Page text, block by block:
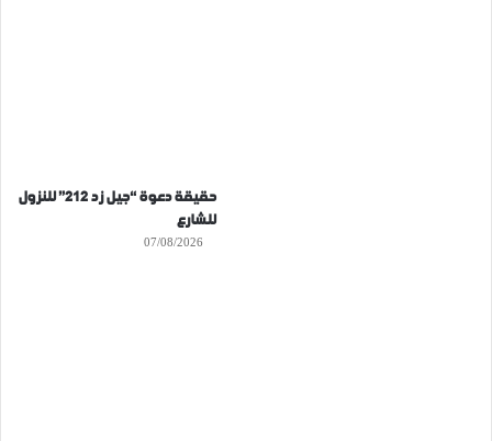
حقيقة دعوة “جيل زد 212” للنزول
للشارع
07/08/2026